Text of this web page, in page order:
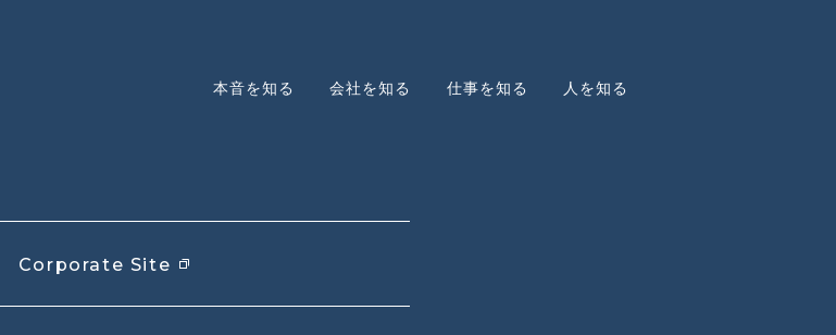
本音を知る 会社を知る 仕事を知る 人を知る
Corporate Site